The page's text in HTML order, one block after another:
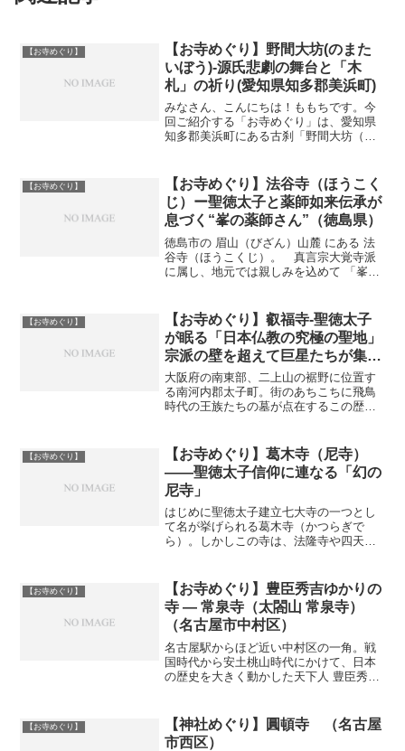
【お寺めぐり】
【お寺めぐり】野間大坊(のまた
いぼう)-源氏悲劇の舞台と「木
札」の祈り(愛知県知多郡美浜町)
みなさん、こんにちは！ももちです。今
回ご紹介する「お寺めぐり」は、愛知県
知多郡美浜町にある古刹「野間大坊（の
に最期を遂げた地として知られる歴史の
大きな分岐点。境内には義...
【お寺めぐり】
【お寺めぐり】法谷寺（ほうこく
じ）ー聖徳太子と薬師如来伝承が
息づく“峯の薬師さん”（徳島県）
徳島市の 眉山（びざん）山麓 にある 法
谷寺（ほうこくじ）。 真言宗大覚寺派
に属し、地元では親しみを込めて 「峯の
ゆっくりと参拝しながら歩いてみましょ
う。⛩ 法谷寺と...
【お寺めぐり】
【お寺めぐり】叡福寺-聖徳太子
が眠る「日本仏教の究極の聖地」
宗派の壁を超えて巨星たちが集っ
た(大阪府太子町)
大阪府の南東部、二上山の裾野に位置す
る南河内郡太子町。街のあちこちに飛鳥
時代の王族たちの墓が点在するこの歴史
単立の古刹「叡福寺」、通称「太子寺」
です。法隆寺や四天王寺が...
【お寺めぐり】
【お寺めぐり】葛木寺（尼寺）
――聖徳太子信仰に連なる「幻の
尼寺」
はじめに聖徳太子建立七大寺の一つとし
て名が挙げられる葛木寺（かつらぎで
ら）。しかしこの寺は、法隆寺や四天王
との多い、謎に包まれた尼寺です。本記
事では、**葛木寺**につ...
【お寺めぐり】
【お寺めぐり】豊臣秀吉ゆかりの
寺 ― 常泉寺（太閤山 常泉寺）
（名古屋市中村区）
名古屋駅からほど近い中村区の一角。戦
国時代から安土桃山時代にかけて、日本
の歴史を大きく動かした天下人 豊臣秀吉
秀吉ゆかりの史跡のひとつが、日蓮宗の
寺院 常泉寺（...
【お寺めぐり】
【神社めぐり】圓頓寺 （名古屋
市西区）